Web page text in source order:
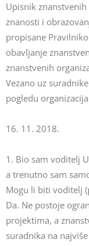
Upisnik
znanosti i
propisane
obavljanje
znanstvenih
Vezano uz
pogledu
16. 11. 2018.
1. Bio sam voditelj
a trenutno sam
Mogu li biti voditelj
Da. Ne postoje
projektima, a
suradnika na